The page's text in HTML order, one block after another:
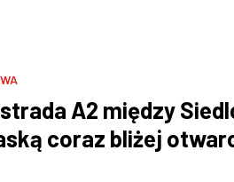
A2 między
coraz bliżej